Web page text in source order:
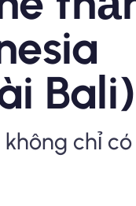
Nomad
Bali)
chỉ có